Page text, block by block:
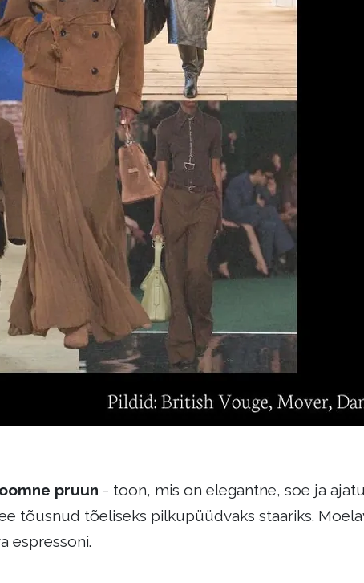
pruun - toon, mis on elegantne, soe ja
tõusnud tõeliseks pilkupüüdvaks staariks.
espressoni.